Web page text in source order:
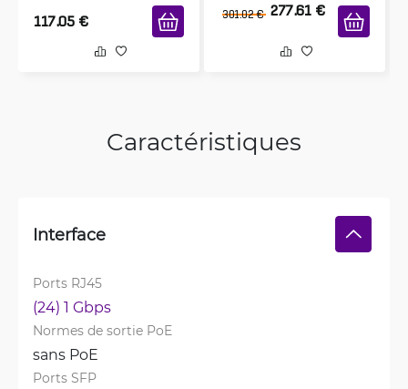
117.05 €
301.02 € 277.61 €
Caractéristiques
Interface
Ports RJ45
(24) 1 Gbps
Normes de sortie PoE
sans PoE
Ports SFP